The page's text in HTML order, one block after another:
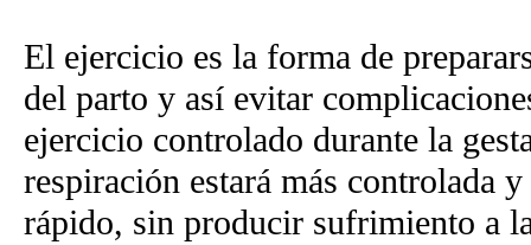
El ejercicio es la forma de
del parto y así evitar
ejercicio controlado durante la
respiración estará más controlada
rápido, sin producir sufrimiento a